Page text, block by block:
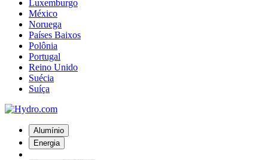
Luxemburgo
México
Noruega
Países Baixos
Polônia
Portugal
Reino Unido
Suécia
Suíça
Alumínio
Energia